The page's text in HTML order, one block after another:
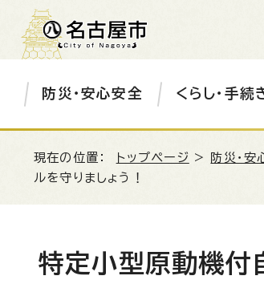
防災・安心安全 くらし・手続
現在の位置： トップページ > 防災・安
ルを守りましょう！
特定小型原動機付